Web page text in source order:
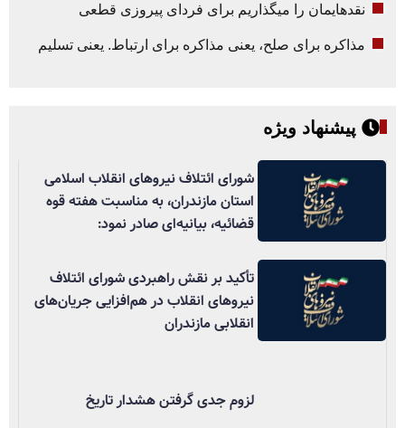
نقدهایمان را میگذاریم برای فردای پیروزی قطعی
مذاکره برای صلح، یعنی مذاکره برای ارتباط. یعنی تسلیم
پیشنهاد ویژه
شورای ائتلاف نیروهای انقلاب اسلامی
استان مازندران، به مناسبت هفته قوه
قضائیه، بیانیه‌ای صادر نمود:
تأکید بر نقش راهبردی شورای ائتلاف
نیروهای انقلاب در هم‌افزایی جریان‌های
انقلابی مازندران
لزوم جدی گرفتن هشدار تاریخ